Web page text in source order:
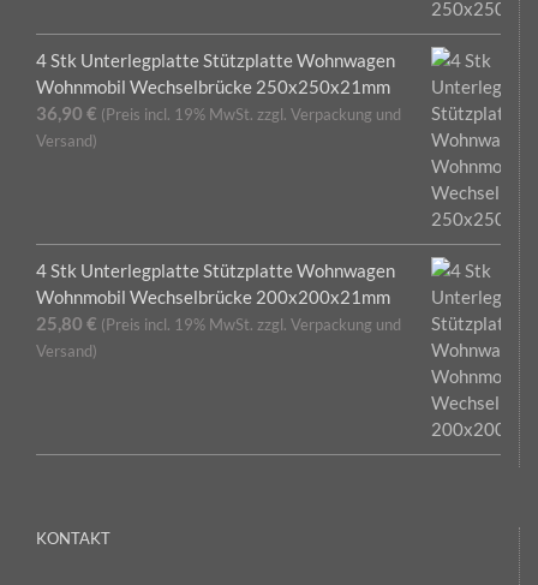
4 Stk Unterlegplatte Stützplatte Wohnwagen
Wohnmobil Wechselbrücke 250x250x21mm
36,90 € (Preis incl. 19% MwSt. zzgl. Verpackung und
Versand)
4 Stk Unterlegplatte Stützplatte Wohnwagen
Wohnmobil Wechselbrücke 200x200x21mm
25,80 € (Preis incl. 19% MwSt. zzgl. Verpackung und
Versand)
KONTAKT